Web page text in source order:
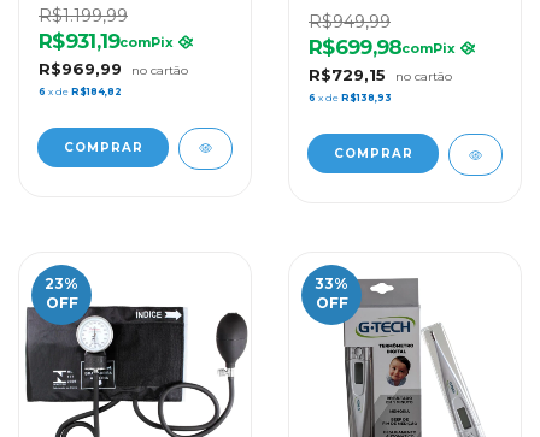
Esfigmo Pamed Preto
+ Lanterna Clínica
Preta + Case Preta
R$1.199,99
R$969,99
R$931,19comPix
6 x de R$184,82
R$949,99
R$729,15
R$699,98comPix
6 x de R$138,93
23%
OFF
33%
OFF